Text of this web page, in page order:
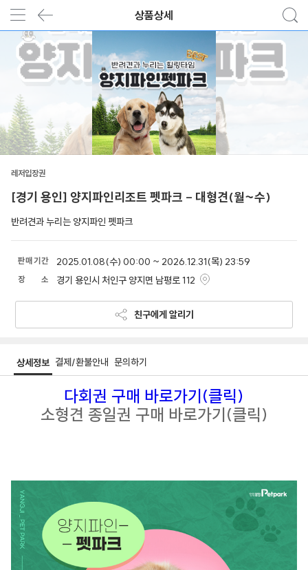
상품상세
레저입장권
[경기 용인] 양지파인리조트 펫파크 - 대형견(월~수)
반려견과 누리는 양지파인 펫파크
판매 기간 2025.01.08(수) 00:00 ~ 2026.12.31(목) 23:59
장 소 경기 용인시 처인구 양지면 남평로 112
친구에게 알리기
상세정보 결제/환불안내 문의하기
다회권 구매 바로가기(클릭)
소형견 종일권 구매 바로가기(클릭)